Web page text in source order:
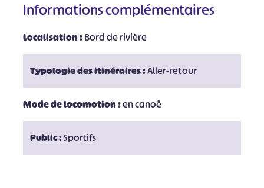
Informations complémentaires
Localisation :Bord de rivière
Typologie des itinéraires :Aller-retour
Mode de locomotion :en canoë
Public :Sportifs